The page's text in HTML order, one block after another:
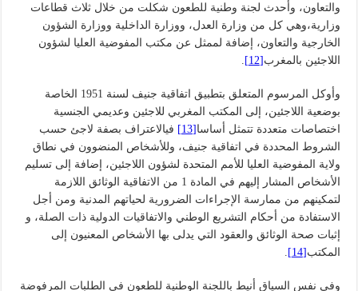
والتعاون، وأحدث لجنة وطنية للطعون شكلت من خلال ثلاث قطاعات
وزارية،وهي كل من وزارة العدل، ووزارة الداخلية ووزارة الشؤون
الخارجية والتعاون، إضافة لممثل عن مكتب المفوضية العليا لشؤون
اللاجئين بالمغرب[12]
وأوكل المرسوم المتعلق بتطبيق اتفاقية جنيف لسنة 1951 الخاصة
بوضعية اللاجئين، إلى المكتب المغربي للاجئين وعديمي الجنسية
اختصاصات متعددة تتمثل أساسا[13]
فيالاعتراف بصفة لاجئ حسب
الشروط المحددة في اتفاقية جنيف، وللأشخاص المنضوون في نطاق
ولاية المفوضية العليا للأمم المتحدة لشؤون اللاجئين، إضافة إلى تسليم
الأشخاص المشار إليهم في المادة 1 من الاتفاقية الوثائق اللازمة
لتمكينهم من ممارسة الإجراءات الضرورية لحياتهم المدنية ومن أجل
الاستفادة من أحكام التشريع الوطني والاتفاقيات الدولية ذات الصلة، و
إثبات صحة الوثائق والعقود التي يدلى بها الأشخاص المعنيون إلى
المكتب[14]
وفي نفس السياق أنيط باللجنة الوطنية للطعون في الطلبات المرفوضة